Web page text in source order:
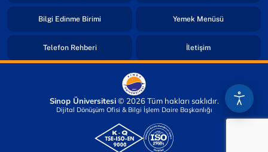
Bilgi Edinme Birimi(yeni sekmede açılır) Yemek Menüsü(yeni
Telefon Rehberi(yeni sekmede açılır) İletişim(yeni sekmede
Sinop Üniversitesi© 2026 Tüm hakları saklıdır.
Dijital Dönüşüm Ofisi & Bilgi İşlem Daire Başkanlığı